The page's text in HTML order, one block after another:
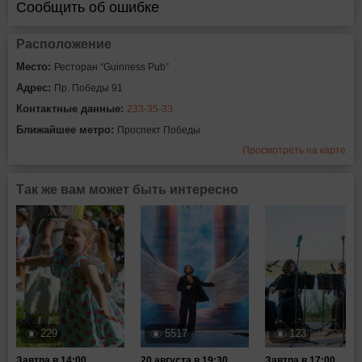
Сообщить об ошибке
Расположение
Место: Ресторан “Guinness Pub”
Адрес: Пр. Победы 91
Контактные данные: 233-35-33
Ближайшее метро: Проспект Победы
Просмотреть на карте
Так же вам может быть интересно
229 5517 123